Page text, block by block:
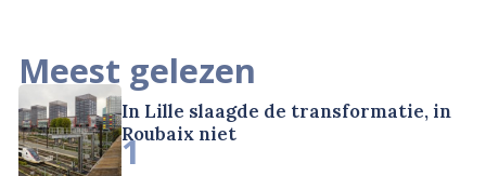
Meest gelezen
In Lille slaagde de transformatie, in
Roubaix niet
1